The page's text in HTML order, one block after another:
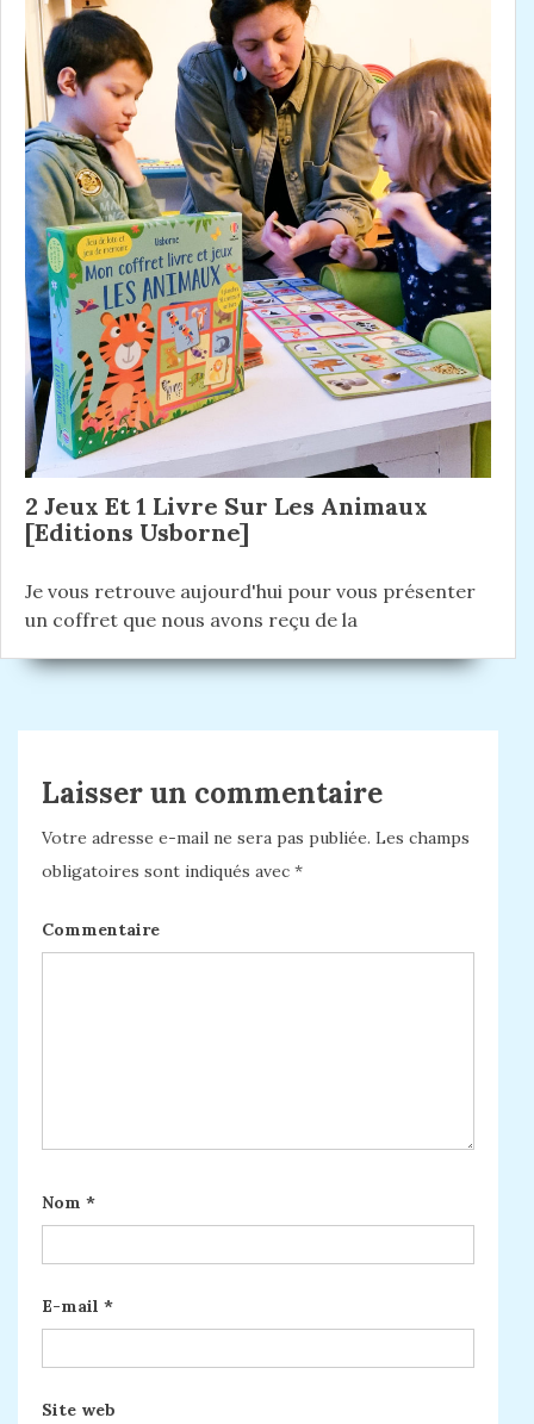
2 Jeux Et 1 Livre Sur Les Animaux
[Editions Usborne]
Je vous retrouve aujourd'hui pour vous présenter
un coffret que nous avons reçu de la
Laisser un commentaire
Votre adresse e-mail ne sera pas publiée. Les champs
obligatoires sont indiqués avec *
Commentaire
Nom *
E-mail *
Site web